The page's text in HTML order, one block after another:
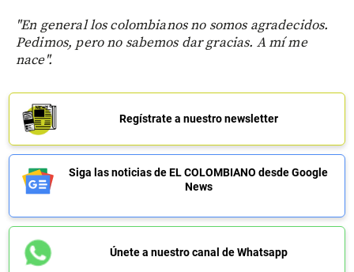
"En general los colombianos no somos agradecidos.
Pedimos, pero no sabemos dar gracias. A mí me
nace".
Regístrate a nuestro newsletter
Siga las noticias de EL COLOMBIANO desde Google
News
Únete a nuestro canal de Whatsapp